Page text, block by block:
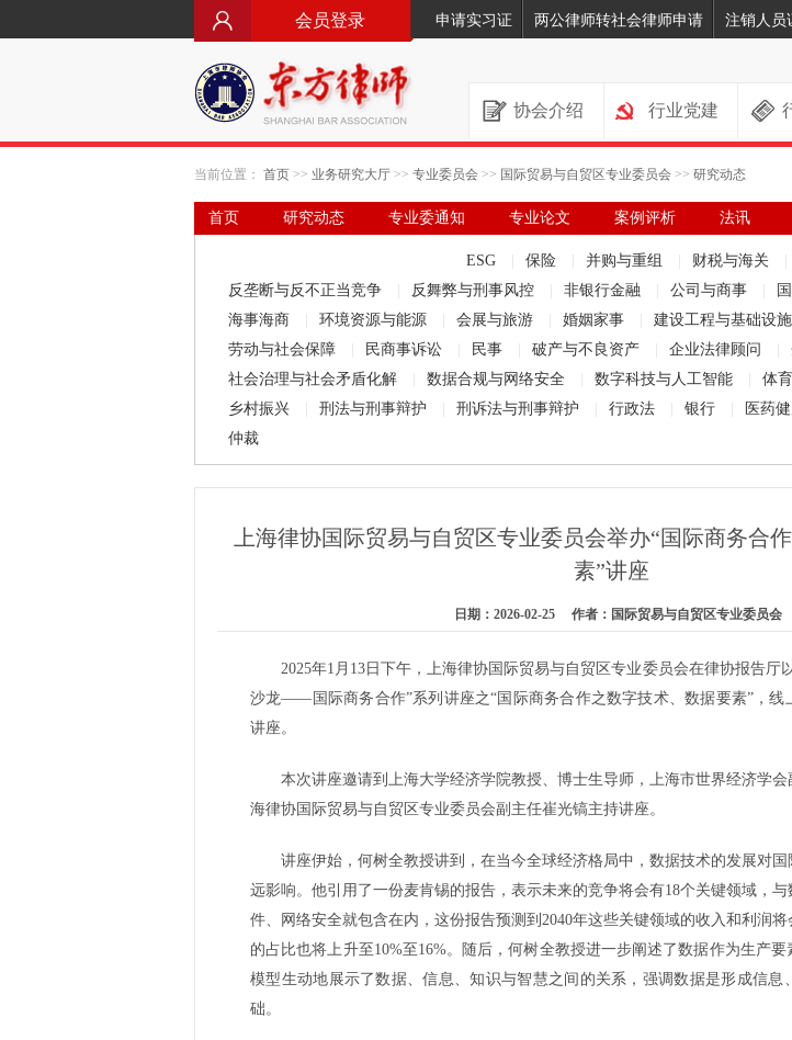
会员登录 申请实习证 两公律师转社会律师申请 注销人员
协会介绍 行业党建
当前位置： 首页 >> 业务研究大厅 >> 专业委员会 >> 国际贸易与自贸区专业委员会 >> 研究动态
首页 研究动态 专业委通知 专业论文 案例评析 法讯
ESG 保险 并购与重组 财税与海关
反垄断与反不正当竞争
反舞弊与刑事风控 非银行金融 公司与商事
海事海商
环境资源与能源 会展与旅游 婚姻家事 建设工程与基础设施
劳动与社会保障
民商事诉讼 民事 破产与不良资产 企业法律顾问
社会治理与社会矛盾化解
数据合规与网络安全 数字科技与人工智能 体育
乡村振兴
刑法与刑事辩护 刑诉法与刑事辩护 行政法 银行 医药
仲裁
上海律协国际贸易与自贸区专业委员会举办“国际商务合
素”讲座
日期：2026-02-25 作者：国际贸易与自贸区专业委员会
2025年1月13日下午，上海律协国际贸易与自贸区专业委员会在律协报告厅
沙龙——国际商务合作”系列讲座之“国际商务合作之数字技术、数据要素”，线
讲座。
本次讲座邀请到上海大学经济学院教授、博士生导师，上海市世界经济学
海律协国际贸易与自贸区专业委员会副主任崔光镐主持讲座。
讲座伊始，何树全教授讲到，在当今全球经济格局中，数据技术的发展对
远影响。他引用了一份麦肯锡的报告，表示未来的竞争将会有18个关键领域，
件、网络安全就包含在内，这份报告预测到2040年这些关键领域的收入和利润将
的占比也将上升至10%至16%。随后，何树全教授进一步阐述了数据作为生产
模型生动地展示了数据、信息、知识与智慧之间的关系，强调数据是形成信息
础。